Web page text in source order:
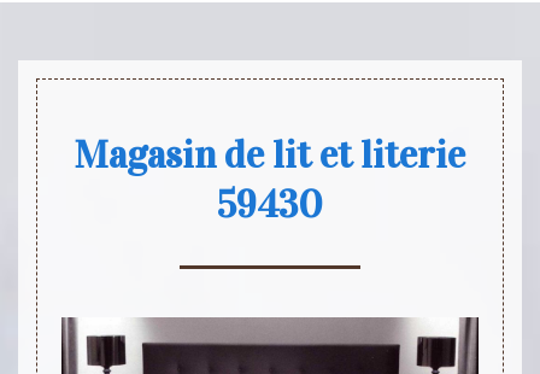
Magasin de lit et literie
59430